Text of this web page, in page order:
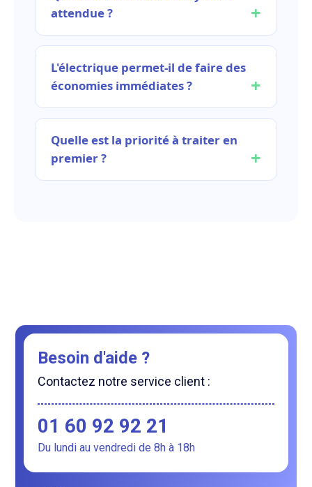
attendue ?
L'électrique permet-il de faire des
économies immédiates ?
Quelle est la priorité à traiter en
premier ?
Besoin d'aide ?
Contactez notre service client :
01 60 92 92 21
Du lundi au vendredi de 8h à 18h